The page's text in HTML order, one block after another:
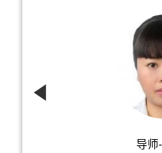
导师